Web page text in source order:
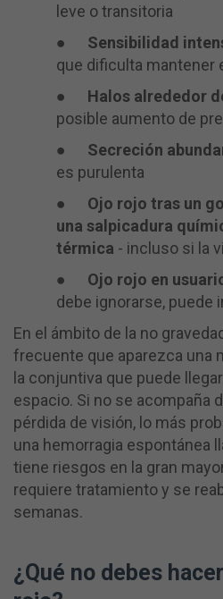
leve o transitoria
● Sensibilidad
que dificulta mantener
● Halos alrededor
posible aumento de
● Secreción
es purulenta
● Ojo rojo tras un
una salpicadura
térmica - incluso si la
● Ojo rojo en
debe ignorarse, puede
En el ámbito de la no
frecuente que aparezca una
la conjuntiva que puede
espacio. Si no se acompaña
pérdida de visión, lo más
una hemorragia espontánea
tiene riesgos en la gran
requiere tratamiento y se
semanas.
¿Qué no debes